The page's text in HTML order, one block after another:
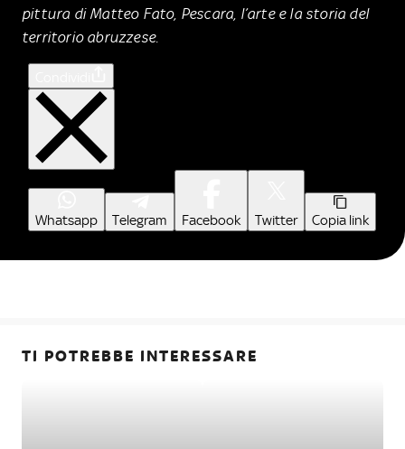
pittura di Matteo Fato, Pescara, l’arte e la storia del
territorio abruzzese.
Whatsapp Telegram Facebook Twitter Copia link
TI POTREBBE INTERESSARE